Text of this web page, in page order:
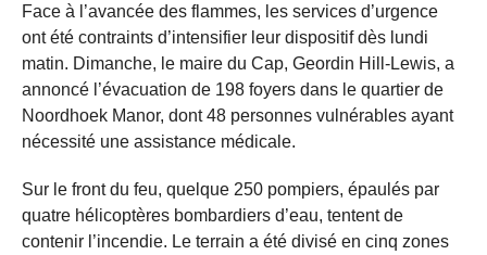
Face à l’avancée des flammes, les services d’urgence
ont été contraints d’intensifier leur dispositif dès lundi
matin. Dimanche, le maire du Cap, Geordin Hill-Lewis, a
annoncé l’évacuation de 198 foyers dans le quartier de
Noordhoek Manor, dont 48 personnes vulnérables ayant
nécessité une assistance médicale.
Sur le front du feu, quelque 250 pompiers, épaulés par
quatre hélicoptères bombardiers d’eau, tentent de
contenir l’incendie. Le terrain a été divisé en cinq zones